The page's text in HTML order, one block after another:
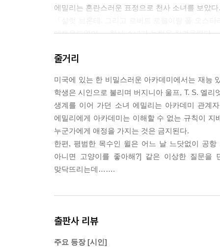
에밀리는 혼란스러운 표정으로 천사 소녀를 보았다.
애트우드였어.」 천사 소녀가 눈썹을 치켜올렸다.
「모두 유명한 시인들이야.」 소년이 말했다. 「
「내가 죽치고 앉아서 시인들 이름이나 처외우고
--- p.99
「왜 당신 친구들이 이상하게 바뀐 건가요?」
「구부러졌어.」
「그게 무슨 뜻이죠?」
「울프가 그 사람들을 그렇게 했어.」
「그게 무슨…….」
「지금 울프가 그 사람들더러 우리를 죽이라고 설
--- p.128
줄거리
미국에 있는 한 비밀스러운 아카데미에서는 재능
학생은 시인으로 불리며 버지니아 울프, T. S. 엘
생계를 이어 가던 소녀 에밀리는 아카데미 관계
에밀리에게 아카데미는 이해할 수 없는 규칙이
누군가에게 애정을 가지는 것은 금지된다.
한편, 평범한 목수인 윌은 어느 날 느닷없이 공
아니면 고양이를 좋아해?] 같은 이상한 질문을
맞닥뜨리는데…….
출판사 리뷰
주요 등장 [시인]